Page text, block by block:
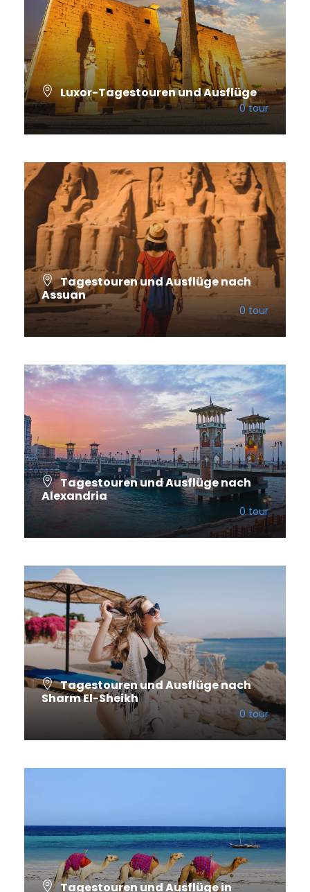
Luxor-Tagestouren und Ausflüge
0 tour
Tagestouren und Ausflüge nach
Assuan
0 tour
Tagestouren und Ausflüge nach
Alexandria
0 tour
Tagestouren und Ausflüge nach
Sharm El-Sheikh
0 tour
Tagestouren und Ausflüge in